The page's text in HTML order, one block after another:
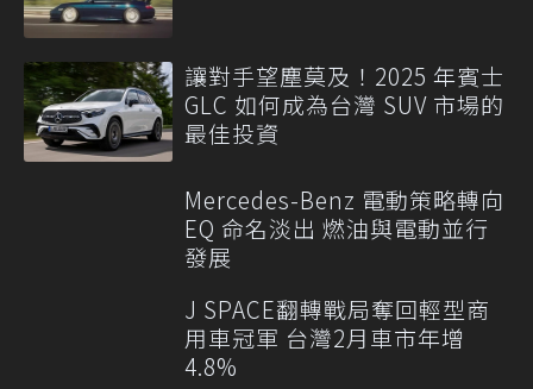
讓對手望塵莫及！2025 年賓士
GLC 如何成為台灣 SUV 市場的
最佳投資
Mercedes-Benz 電動策略轉向
EQ 命名淡出 燃油與電動並行
發展
J SPACE翻轉戰局奪回輕型商
用車冠軍 台灣2月車市年增
4.8%